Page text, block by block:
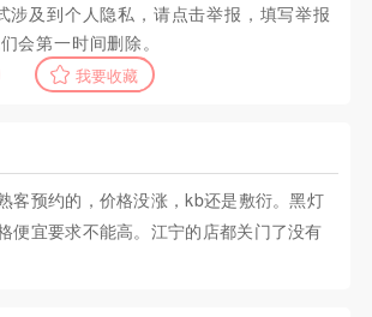
涉及到个人隐私，请点击举报，填写举报
会第一时间删除。
我要收藏
客预约的，价格没涨，kb还是敷衍。黑灯
便宜要求不能高。江宁的店都关门了没有